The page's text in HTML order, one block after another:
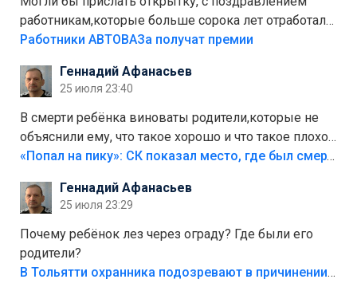
работникам,которые больше сорока лет отработали
на предприятии.
Работники АВТОВАЗа получат премии
Геннадий Афанасьев
25 июля 23:40
В смерти ребёнка виноваты родители,которые не
объяснили ему, что такое хорошо и что такое плохо!
Лезть через такой забор,верх безумия,есть же
свою судьбу.
«Попал на пику»: СК показал место, где был смертельно травмирован ребенок в Тольятти
Геннадий Афанасьев
25 июля 23:29
Почему ребёнок лез через ограду? Где были его
родители?
В Тольятти охранника подозревают в причинении смерти ребенку